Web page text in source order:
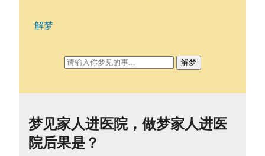
梦见家人进医院，做梦家人进医
院后果是？
解梦
解梦